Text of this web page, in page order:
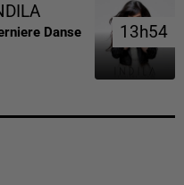
Danse 13h54
13h54